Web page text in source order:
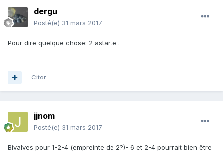
dergu
Posté(e) 31 mars 2017
Pour dire quelque chose: 2 astarte .
Citer
jjnom
Posté(e) 31 mars 2017
Bivalves pour 1-2-4 (empreinte de 2?)- 6 et 2-4 pourrait bien être